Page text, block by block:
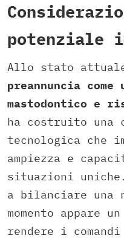
potenziale
Allo stato
preannuncia
mastodontico e
ha costruito una
tecnologica che
ampiezza e
situazioni
a bilanciare una
momento appare
rendere i